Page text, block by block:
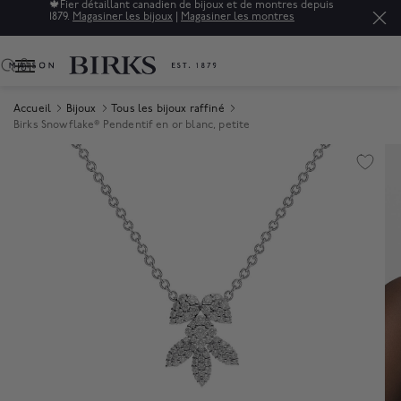
🍁 Fier détaillant canadien de bijoux et de montres depuis
1879. Magasiner les bijoux Magasiner les montres
0
Accueil Bijoux
Tous les bijoux raffiné
Birks Snowflake® Pendentif en or blanc, petite
Product Images